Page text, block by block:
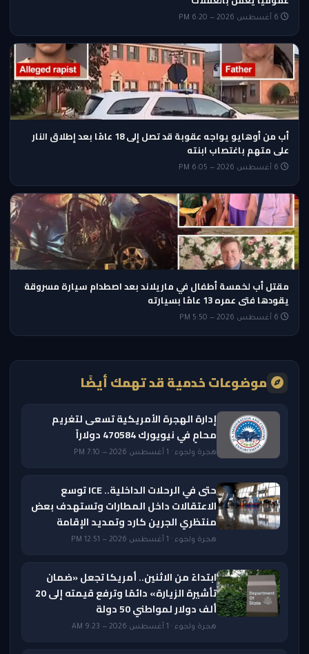
أب من أوهايو يواجه عقوبة قد تصل إلى 18 عامًا بعد إطلاق النار
على متهم باغتصاب ابنته
مقتل أب لخمسة أطفال في ماريلاند بعد اصطدام سيارة مسروقة
يقودها فتى عمره 13 عامًا بسيارته
موضوعات خدمية قد تهمك أيضًا
إدارة الهجرة الأمريكية تسعى لتغريم
محامٍ في نيويورك 470584 دولاراً
هجرة ولجوء · 1 أغسطس 2026 — 7:10 PM
حتى في الرحلات الداخلية.. ICE توسع
الاعتقالات داخل المطارات وتستهدف بعض
منتظري الجرين كارد وتمديد الإقامة
هجرة ولجوء · 1 أغسطس 2026 — 12:51 PM
ابتداءً من الاثنين.. أمريكا تجعل «ضمان
تأشيرة الزيارة» دائمًا وترفع قيمته إلى 20
ألف دولار لمواطني 50 دولة
هجرة ولجوء · 1 أغسطس 2026 — 9:23 AM